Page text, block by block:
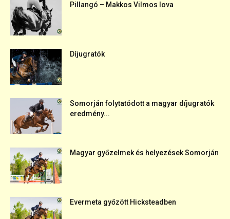
Pillangó – Makkos Vilmos lova
Díjugratók
Somorján folytatódott a magyar díjugratók
eredmény...
Magyar győzelmek és helyezések Somorján
Evermeta győzött Hicksteadben